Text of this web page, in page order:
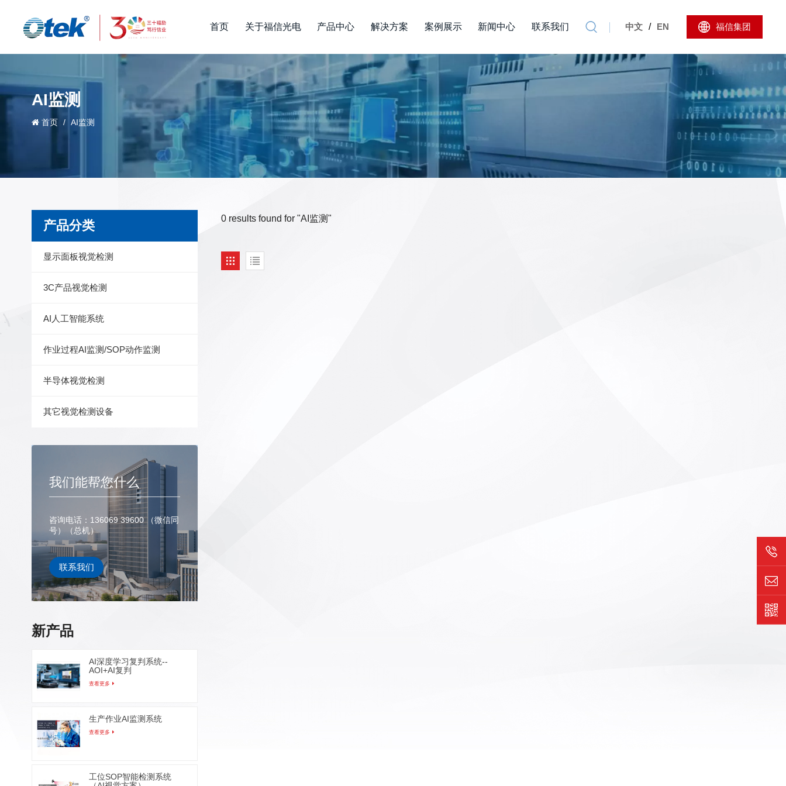
首页 关于福信光电 产品中心 解决方案 案例展示 新闻中心 联系我们 中文 / EN 福信集团
AI监测
首页 / AI监测
0 results found for "AI监测"
产品分类
显示面板视觉检测
3C产品视觉检测
AI人工智能系统
作业过程AI监测/SOP动作监测
半导体视觉检测
其它视觉检测设备
我们能帮您什么
咨询电话：136069 39600 （微信同
号）（总机）
联系我们
新产品
AI深度学习复判系统--
AOI+AI复判
查看更多
生产作业AI监测系统
查看更多
工位SOP智能检测系统